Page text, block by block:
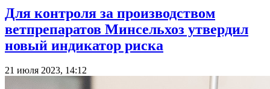
Для контроля за производством
ветпрепаратов Минсельхоз утвердил
новый индикатор риска
21 июля 2023, 14:12